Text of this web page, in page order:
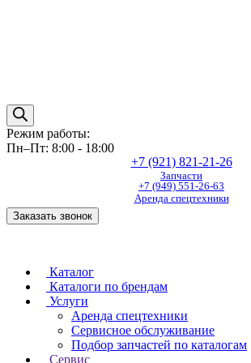
Режим работы:
Пн–Пт: 8:00 - 18:00
+7 (921) 821-21-26
Запчасти
+7 (949) 551-26-63
Аренда спецтехники
Заказать звонок
Каталог
Каталоги по брендам
Услуги
Аренда спецтехники
Сервисное обслуживание
Подбор запчастей по каталогам
Сервис